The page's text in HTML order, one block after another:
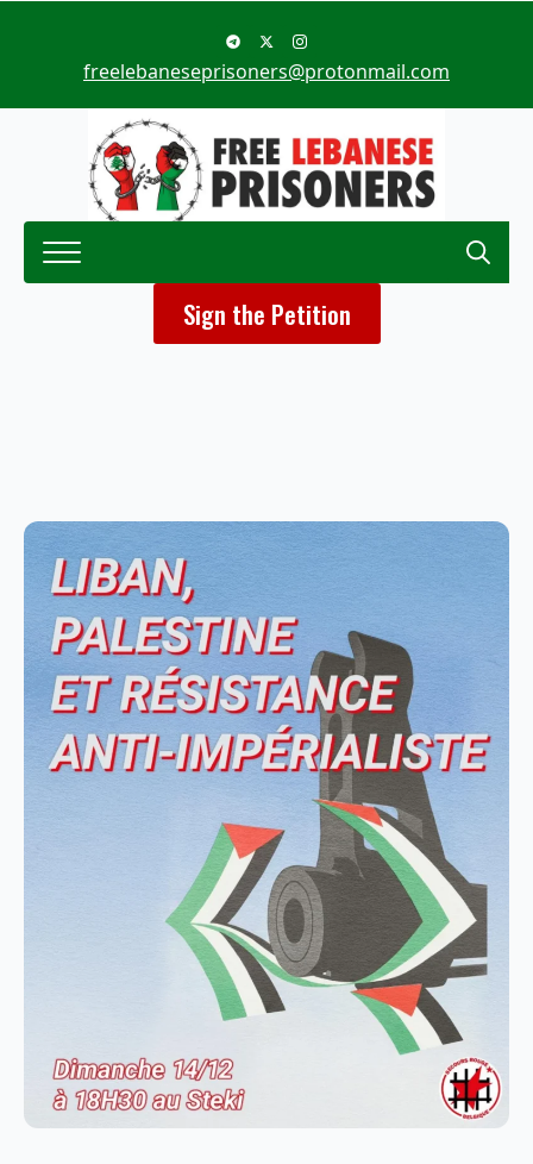
freelebaneseprisoners@protonmail.com
Sign the Petition